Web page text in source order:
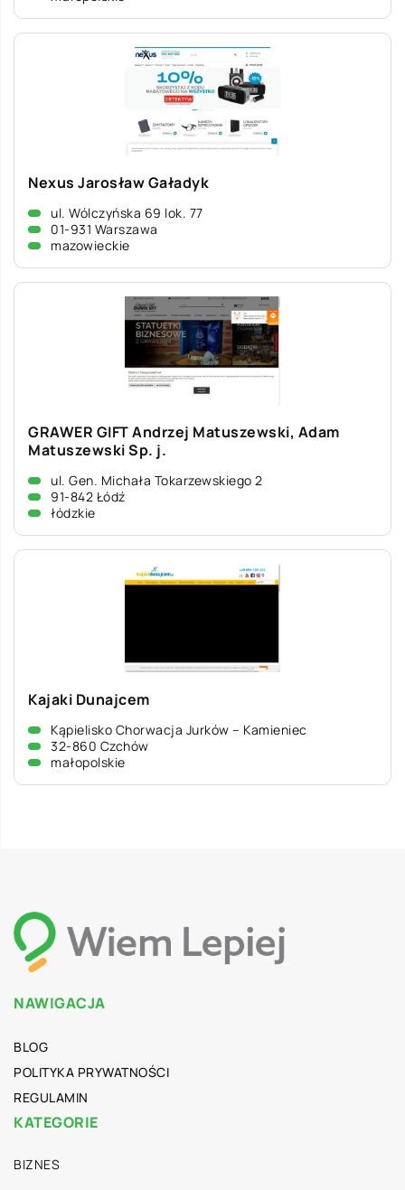
Nexus Jarosław Gaładyk
ul. Wólczyńska 69 lok. 77
01-931 Warszawa
mazowieckie
GRAWER GIFT Andrzej Matuszewski, Adam
Matuszewski Sp. j.
ul. Gen. Michała Tokarzewskiego 2
91-842 Łódź
łódzkie
Kajaki Dunajcem
Kąpielisko Chorwacja Jurków – Kamieniec
32-860 Czchów
małopolskie
NAWIGACJA
BLOG
POLITYKA PRYWATNOŚCI
REGULAMIN
KATEGORIE
BIZNES